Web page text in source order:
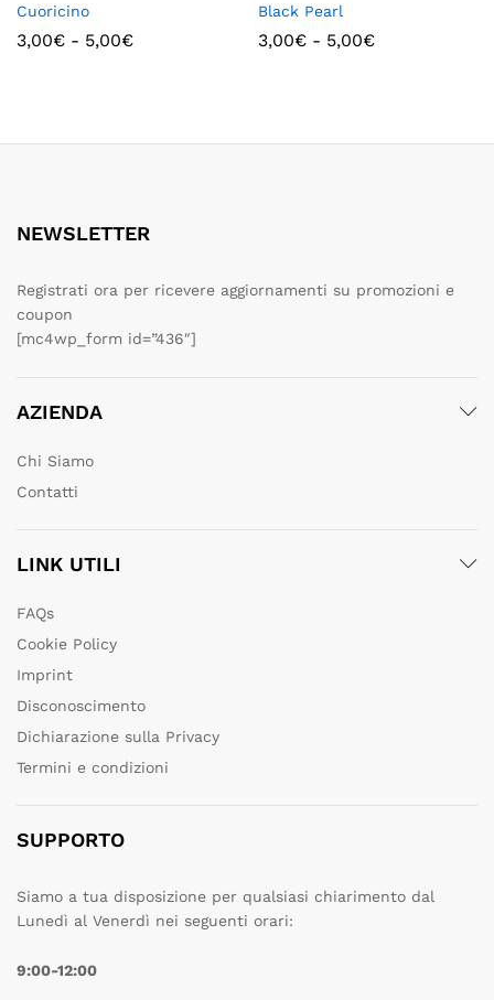
Cuoricino
3,00€ - 5,00€
Black Pearl
3,00€ - 5,00€
NEWSLETTER
Registrati ora per ricevere aggiornamenti su promozioni e
coupon
[mc4wp_form id=”436″]
AZIENDA
Chi Siamo
Contatti
LINK UTILI
FAQs
Cookie Policy
Imprint
Disconoscimento
Dichiarazione sulla Privacy
Termini e condizioni
SUPPORTO
Siamo a tua disposizione per qualsiasi chiarimento dal
Lunedì al Venerdì nei seguenti orari:
9:00-12:00